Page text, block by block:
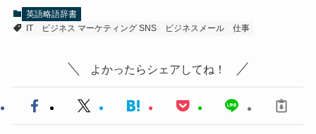
英語略語辞書
IT
ビジネス マーケティング SNS ビジネスメール 仕事
よかったらシェアしてね！